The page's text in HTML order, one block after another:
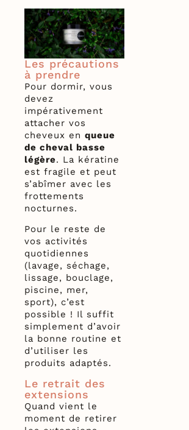
Les précautions
à prendre
Pour dormir, vous
devez
impérativement
attacher vos
cheveux en queue
de cheval basse
légère. La kératine
est fragile et peut
s’abîmer avec les
frottements
nocturnes.
Pour le reste de
vos activités
quotidiennes
(lavage, séchage,
lissage, bouclage,
piscine, mer,
sport), c’est
possible ! Il suffit
simplement d’avoir
la bonne routine et
d’utiliser les
produits adaptés.
Le retrait des
extensions
Quand vient le
moment de retirer